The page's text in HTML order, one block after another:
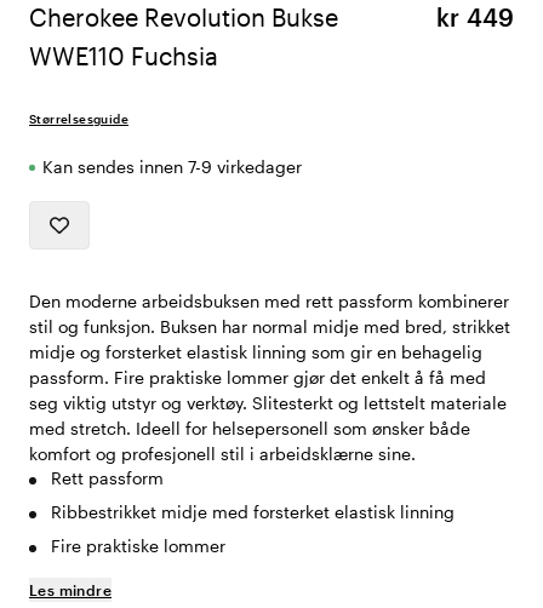
Cherokee Revolution Bukse
WWE110 Fuchsia
kr 449
Størrelsesguide
Kan sendes innen 7-9 virkedager
Den moderne arbeidsbuksen med rett passform kombinerer
stil og funksjon. Buksen har normal midje med bred, strikket
midje og forsterket elastisk linning som gir en behagelig
passform. Fire praktiske lommer gjør det enkelt å få med
seg viktig utstyr og verktøy. Slitesterkt og lettstelt materiale
med stretch. Ideell for helsepersonell som ønsker både
komfort og profesjonell stil i arbeidsklærne sine.
Rett passform
Ribbestrikket midje med forsterket elastisk linning
Fire praktiske lommer
Les mindre